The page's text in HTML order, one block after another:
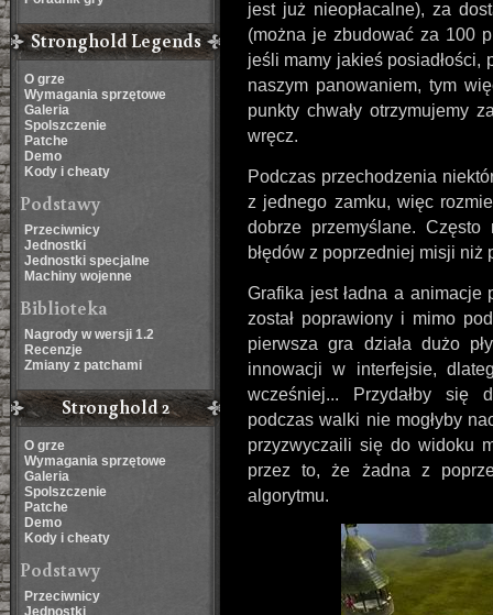
Stronghold Legends
O grze
Wymagania sprzętowe
Galeria
Spolszczenie
Patche
Demo
Kody i cheaty
Podstawy
Przeciwnicy
Jednostki
Jednostki specjalne
Machiny wojenne
Biblioteka
Nagrody w wersji 1.2
Recenzje
Zmiany z patchami
Stronghold 2
O grze
Wymagania sprzętowe
Galeria
Spolszczenie
Patche
Demo
Kody i cheaty
Podstawy
Przeciwnicy
Jednostki
jest już nieopłacalne), za
(można je zbudować za 100
jeśli mamy jakieś posiadłości,
naszym panowaniem, tym
punkty chwały otrzymujemy
wręcz.
Podczas przechodzenia
z jednego zamku, więc
dobrze przemyślane.
błędów z poprzedniej misji
Grafika jest ładna a
został poprawiony i mimo
pierwsza gra działa dużo
innowacji w interfejsie,
wcześniej... Przydałby się
podczas walki nie mogłyby
przyzwyczaili się do widoku
przez to, że żadna z
algorytmu.